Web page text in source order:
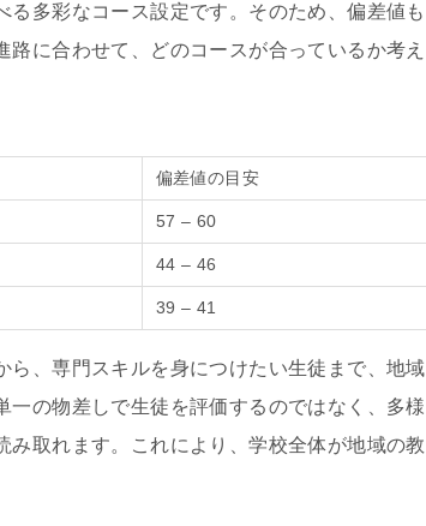
多彩なコース設定です。そのため、偏差値も
に合わせて、どのコースが合っているか考え
偏差値の目安
57 – 60
44 – 46
39 – 41
、専門スキルを身につけたい生徒まで、地域
の物差しで生徒を評価するのではなく、多様
取れます。これにより、学校全体が地域の教